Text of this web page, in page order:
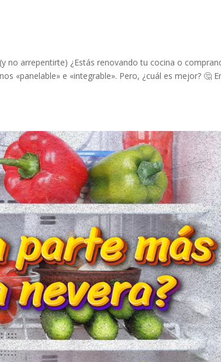
no arrepentirte) ¿Estás renovando tu cocina o
«panelable» e «integrable». Pero, ¿cuál es mejor? 🤔